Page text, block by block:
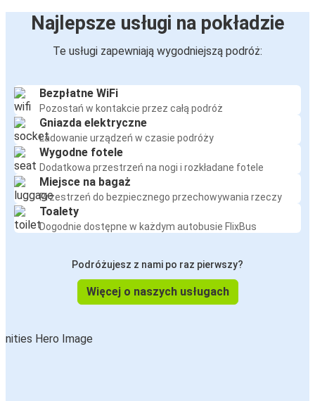
Najlepsze usługi na pokładzie
Te usługi zapewniają wygodniejszą podróż:
Bezpłatne WiFi
Pozostań w kontakcie przez całą podróż
Gniazda elektryczne
Ładowanie urządzeń w czasie podróży
Wygodne fotele
Dodatkowa przestrzeń na nogi i rozkładane fotele
Miejsce na bagaż
Przestrzeń do bezpiecznego przechowywania rzeczy
Toalety
Dogodnie dostępne w każdym autobusie FlixBus
Podróżujesz z nami po raz pierwszy?
Więcej o naszych usługach